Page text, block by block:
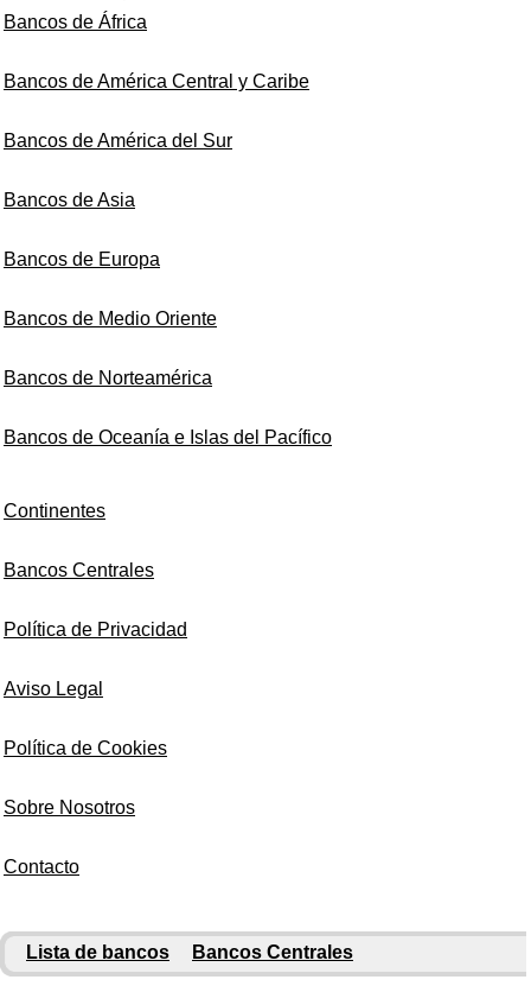
Bancos de África
Bancos de América Central y Caribe
Bancos de América del Sur
Bancos de Asia
Bancos de Europa
Bancos de Medio Oriente
Bancos de Norteamérica
Bancos de Oceanía e Islas del Pacífico
Continentes
Bancos Centrales
Política de Privacidad
Aviso Legal
Política de Cookies
Sobre Nosotros
Contacto
Lista de bancos Bancos Centrales